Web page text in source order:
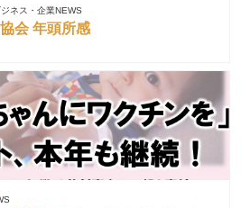
ネス・企業NEWS
会 年頭所感